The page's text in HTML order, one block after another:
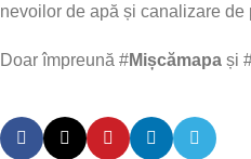
nevoilor de apă și canalizare
Doar împreună #Mișcămapa și